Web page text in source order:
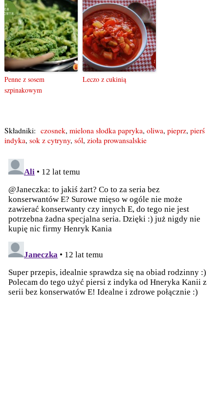
Penne z sosem
szpinakowym
Leczo z cukinią
Składniki: czosnek, mielona słodka papryka, oliwa, pieprz, pierś
indyka, sok z cytryny, sól, zioła prowansalskie